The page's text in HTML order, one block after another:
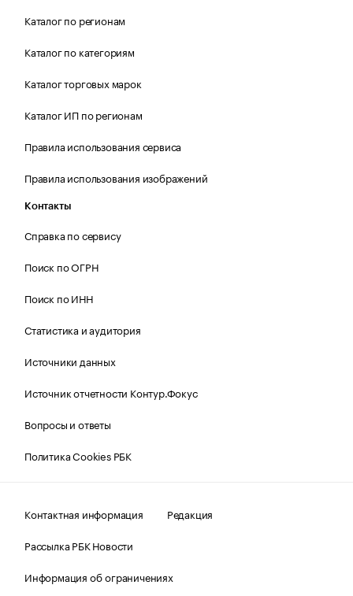
Каталог по регионам
Каталог по категориям
Каталог торговых марок
Каталог ИП по регионам
Правила использования сервиса
Правила использования изображений
Контакты
Справка по сервису
Поиск по ОГРН
Поиск по ИНН
Статистика и аудитория
Источники данных
Источник отчетности Контур.Фокус
Вопросы и ответы
Политика Cookies РБК
Контактная информация
Редакция
Рассылка РБК Новости
Информация об ограничениях